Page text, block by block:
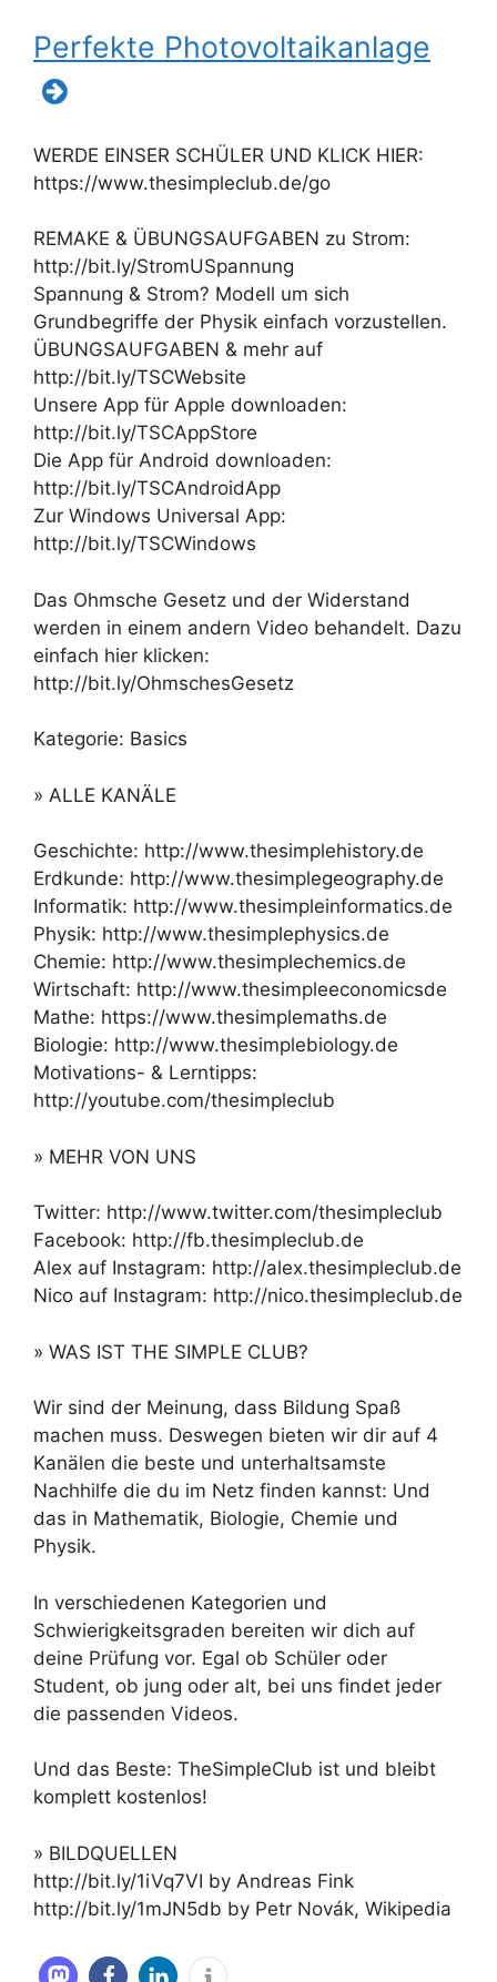
Perfekte Photovoltaikanlage
WERDE EINSER SCHÜLER UND KLICK HIER:
https://www.thesimpleclub.de/go
REMAKE & ÜBUNGSAUFGABEN zu Strom:
http://bit.ly/StromUSpannung
Spannung & Strom? Modell um sich
Grundbegriffe der Physik einfach vorzustellen.
ÜBUNGSAUFGABEN & mehr auf
http://bit.ly/TSCWebsite
Unsere App für Apple downloaden:
http://bit.ly/TSCAppStore
Die App für Android downloaden:
http://bit.ly/TSCAndroidApp
Zur Windows Universal App:
http://bit.ly/TSCWindows
Das Ohmsche Gesetz und der Widerstand
werden in einem andern Video behandelt. Dazu
einfach hier klicken:
http://bit.ly/OhmschesGesetz
Kategorie: Basics
» ALLE KANÄLE
Geschichte: http://www.thesimplehistory.de
Erdkunde: http://www.thesimplegeography.de
Informatik: http://www.thesimpleinformatics.de
Physik: http://www.thesimplephysics.de
Chemie: http://www.thesimplechemics.de
Wirtschaft: http://www.thesimpleeconomicsde
Mathe: https://www.thesimplemaths.de
Biologie: http://www.thesimplebiology.de
Motivations- & Lerntipps:
http://youtube.com/thesimpleclub
» MEHR VON UNS
Twitter: http://www.twitter.com/thesimpleclub
Facebook: http://fb.thesimpleclub.de
Alex auf Instagram: http://alex.thesimpleclub.de
Nico auf Instagram: http://nico.thesimpleclub.de
» WAS IST THE SIMPLE CLUB?
Wir sind der Meinung, dass Bildung Spaß
machen muss. Deswegen bieten wir dir auf 4
Kanälen die beste und unterhaltsamste
Nachhilfe die du im Netz finden kannst: Und
das in Mathematik, Biologie, Chemie und
Physik.
In verschiedenen Kategorien und
Schwierigkeitsgraden bereiten wir dich auf
deine Prüfung vor. Egal ob Schüler oder
Student, ob jung oder alt, bei uns findet jeder
die passenden Videos.
Und das Beste: TheSimpleClub ist und bleibt
komplett kostenlos!
» BILDQUELLEN
http://bit.ly/1iVq7VI by Andreas Fink
http://bit.ly/1mJN5db by Petr Novák, Wikipedia